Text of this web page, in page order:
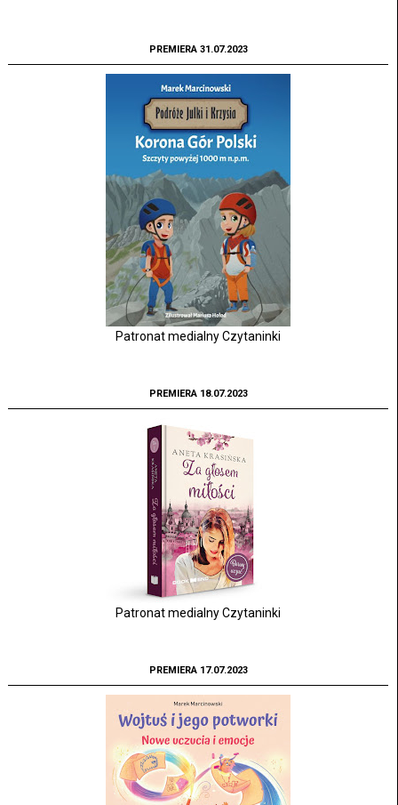
PREMIERA 31.07.2023
Patronat medialny Czytaninki
PREMIERA 18.07.2023
Patronat medialny Czytaninki
PREMIERA 17.07.2023